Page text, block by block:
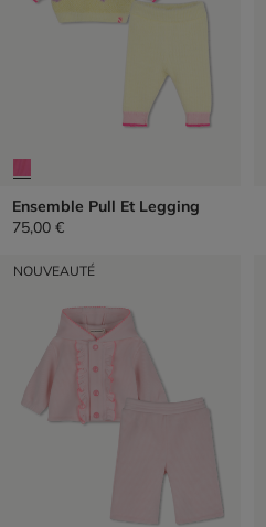
Ensemble Pull Et Legging
75,00 €
NOUVEAUTÉ